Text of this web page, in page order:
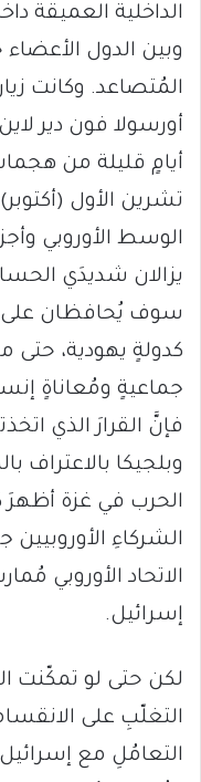
الداخلية العميقة
وبين الدول
المُتصاعد. وكانت
أورسولا فون دير
أيامٍ قليلة من
تشرين الأول
الوسط الأوروبي
يزالان شديدَي
سوف يُحافظان على
كدولةٍ يهودية، حتى
جماعيةٍ ومُعاناةٍ
فإنَّ القرارَ الذي
وبلجيكا بالاعتراف
الحرب في غزة أظهرَ
الشركاءِ
الاتحاد الأوروبي
إسرائيل.
لكن حتى لو تمكّنت
التغلّبِ على
التعامُلِ مع